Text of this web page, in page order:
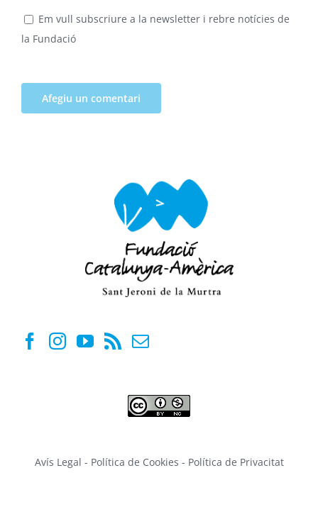
Em vull subscriure a la newsletter i rebre notícies de
la Fundació
Avís Legal - Política de Cookies - Política de Privacitat